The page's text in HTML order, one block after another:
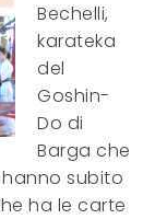
Bechelli,
karateka
del
Goshin-
Do di
Barga che
subito
ha le carte